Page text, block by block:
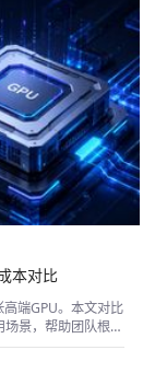
本对比
端GPU。本文对比
景，帮助团队根据
。